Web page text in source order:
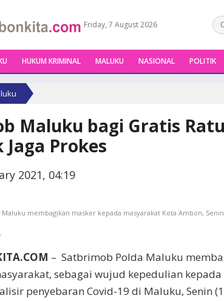
Friday, 7 August 2026
HUKUM KRIMINAL MALUKU NASIONAL POLITIK
Maluku bagi Gratis
Prokes
2021, 04:19
membagikan masker kepada masyarakat Kota Ambon,
– Satbrimob Polda Maluku
sebagai wujud kepedulian
penyebaran Covid-19 di Maluku, Senin